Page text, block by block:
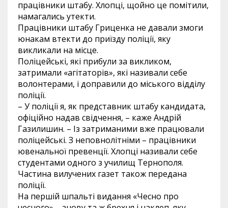
працівники штабу. Хлопці, щойно це помітили,
намагались утекти.
Працівники штабу Гриценка не давали змоги
юнакам втекти до приїзду поліції, яку
викликали на місце.
Поліцейські, які прибули за викликом,
затримали «агітаторів», які називали себе
волонтерами, і доправили до міського відділу
поліції.
– У поліції я, як представник штабу кандидата,
офіційно надав свідчення, – каже Андрій
Газилишин. – Із затриманими вже працювали
поліцейські. З неповнолітніми – працівники
ювенальної превенції. Хлопці називали себе
студентами одного з училищ Тернополя.
Частина вилучених газет також передана
поліції.
На першій шпальті видання «Чесно про